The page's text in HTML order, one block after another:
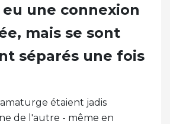
une connexion
mais se sont
séparés une fois
étaient jadis
de l'autre - même en